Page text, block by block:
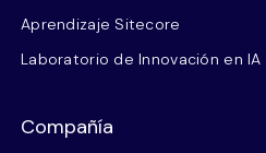
Aprendizaje Sitecore
Laboratorio de Innovación en IA
Compañía